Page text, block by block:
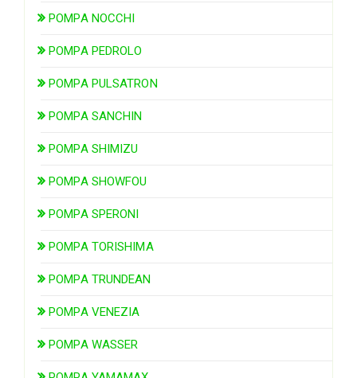
POMPA NOCCHI
POMPA PEDROLO
POMPA PULSATRON
POMPA SANCHIN
POMPA SHIMIZU
POMPA SHOWFOU
POMPA SPERONI
POMPA TORISHIMA
POMPA TRUNDEAN
POMPA VENEZIA
POMPA WASSER